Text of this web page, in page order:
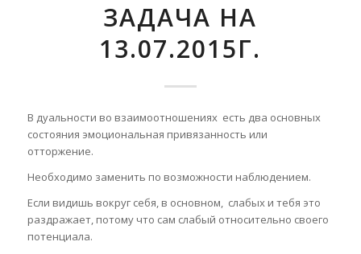
ЗАДАЧА НА
13.07.2015Г.
В дуальности во взаимоотношениях есть два основных
состояния эмоциональная привязанность или
отторжение.
Необходимо заменить по возможности наблюдением.
Если видишь вокруг себя, в основном, слабых и тебя это
раздражает, потому что сам слабый относительно своего
потенциала.